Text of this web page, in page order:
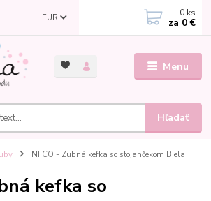
Menu
EUR
Hľadať
0 ks
za 0 €
NFCO - Zubná kefka so stojančekom Biela
kefka so